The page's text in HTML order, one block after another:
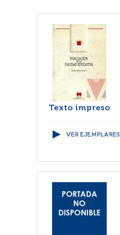
Texto impreso
VER EJEMPLARES